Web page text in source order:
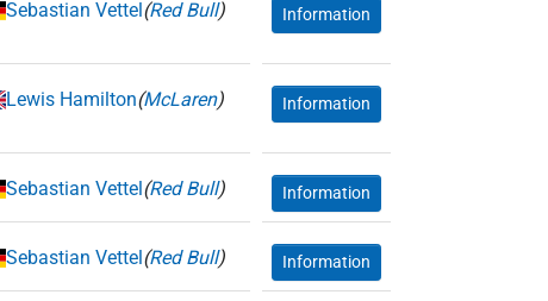
Sebastian Vettel(Red Bull) Information
Lewis Hamilton(McLaren) Information
Sebastian Vettel(Red Bull) Information
Sebastian Vettel(Red Bull) Information